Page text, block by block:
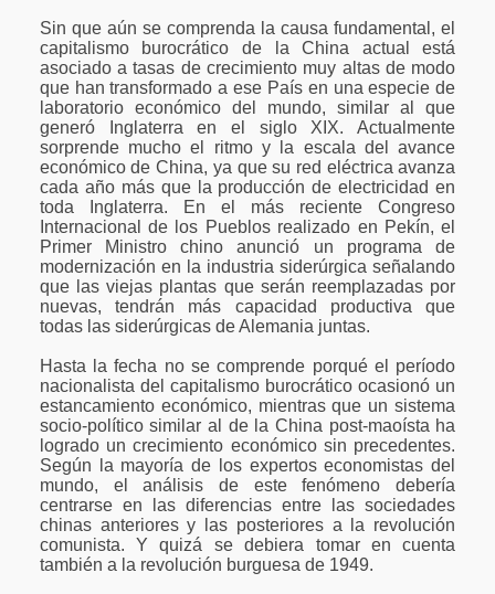
Sin que aún se comprenda la causa fundamental, el
capitalismo burocrático de la China actual está
asociado a tasas de crecimiento muy altas de modo
que han transformado a ese País en una especie de
laboratorio económico del mundo, similar al que
generó Inglaterra en el siglo XIX. Actualmente
sorprende mucho el ritmo y la escala del avance
económico de China, ya que su red eléctrica avanza
cada año más que la producción de electricidad en
toda Inglaterra. En el más reciente Congreso
Internacional de los Pueblos realizado en Pekín, el
Primer Ministro chino anunció un programa de
modernización en la industria siderúrgica señalando
que las viejas plantas que serán reemplazadas por
nuevas, tendrán más capacidad productiva que
todas las siderúrgicas de Alemania juntas.
Hasta la fecha no se comprende porqué el período
nacionalista del capitalismo burocrático ocasionó un
estancamiento económico, mientras que un sistema
socio-político similar al de la China post-maoísta ha
logrado un crecimiento económico sin precedentes.
Según la mayoría de los expertos economistas del
mundo, el análisis de este fenómeno debería
centrarse en las diferencias entre las sociedades
chinas anteriores y las posteriores a la revolución
comunista. Y quizá se debiera tomar en cuenta
también a la revolución burguesa de 1949.